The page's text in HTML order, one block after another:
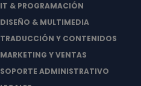
IT & PROGRAMACIÓN
DISEÑO & MULTIMEDIA
TRADUCCIÓN Y CONTENIDOS
MARKETING Y VENTAS
SOPORTE ADMINISTRATIVO